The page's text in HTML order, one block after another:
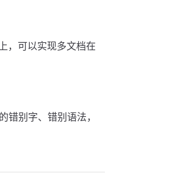
，可以实现多文档在
别字、错别语法，